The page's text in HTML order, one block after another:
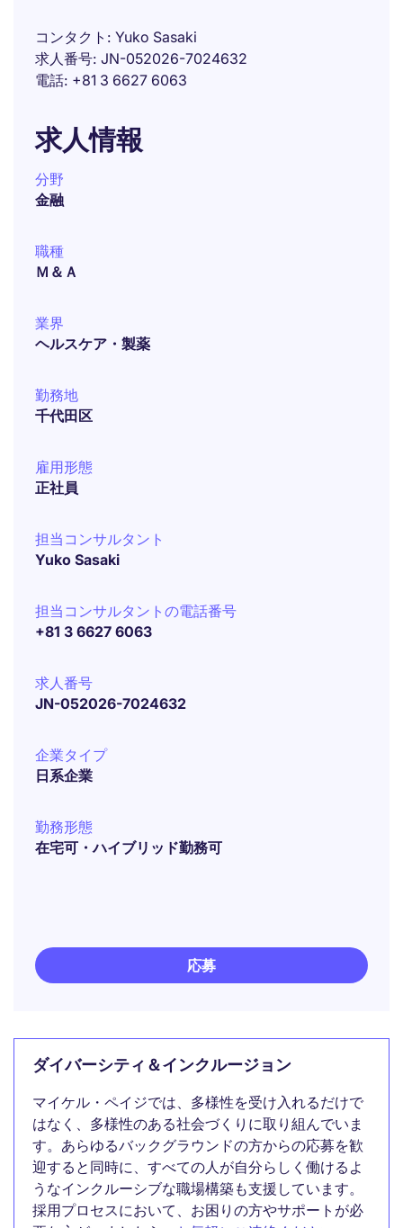
コンタクト
Yuko Sasaki
求人番号 JN-052026-7024632
電話 +81 3 6627 6063
求人情報
分野
金融
職種
Ｍ＆Ａ
業界
ヘルスケア・製薬
勤務地
千代田区
雇用形態
正社員
担当コンサルタント
Yuko Sasaki
担当コンサルタントの電話番号
+81 3 6627 6063
求人番号
JN-052026-7024632
企業タイプ
日系企業
勤務形態
在宅可・ハイブリッド勤務可
応募
ダイバーシティ＆インクルージョン
マイケル・ペイジでは、多様性を受け入れるだけで
はなく、多様性のある社会づくりに取り組んでいま
す。あらゆるバックグラウンドの方からの応募を歓
迎すると同時に、すべての人が自分らしく働けるよ
うなインクルーシブな職場構築も支援しています。
採用プロセスにおいて、お困りの方やサポートが必